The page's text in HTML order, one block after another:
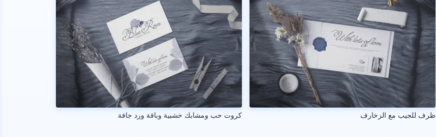
ظرف للجيب مع الزخارف كروت حب ومشابك خشبية وباقة ورد جافة